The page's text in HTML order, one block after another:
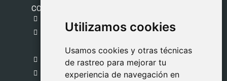
Utilizamos cookies
Usamos cookies y otras técnicas
de rastreo para mejorar tu
experiencia de navegación en
Utilizamos cookies
Usamos cookies y otras técnicas
de rastreo para mejorar tu
experiencia de navegación en
CONTACTO
C. del Pradillo, 6, 28770 Colmenar Viejo,
Madrid
918 459 877
Lunes a Viernes